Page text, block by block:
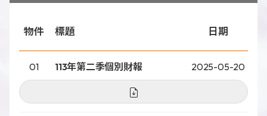
新聞分享
最新公告
物件 標題 日期
01 113年第二季個別財報 2025-05-20